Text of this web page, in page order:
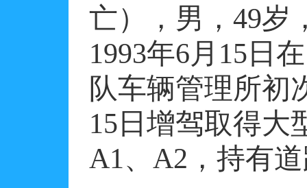
亡），男， 49岁
1993年6月 15 日
队车辆管理所初
15 日增驾取得大
A1、 A2 ，持有